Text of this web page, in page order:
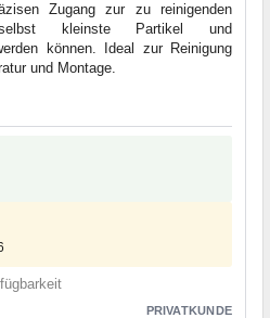
Zugang zur zu reinigenden
kleinste Partikel und
können. Ideal zur Reinigung
und Montage.
PRIVATKUNDE